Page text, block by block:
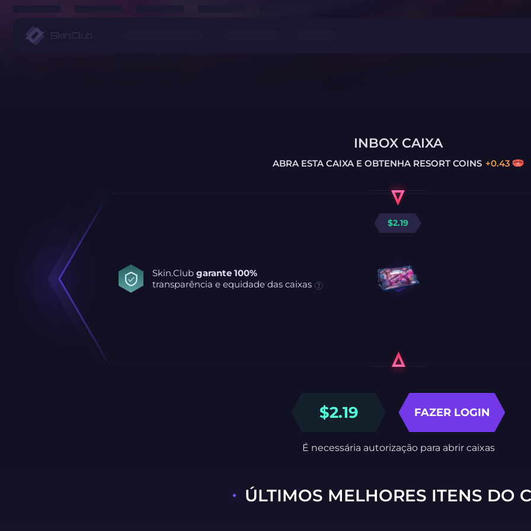
INBOX CAIXA
ABRA ESTA CAIXA E OBTENHA RESORT COINS +0.43
Skin.Club garante 100%
transparência e equidade das caixas
$2.19
$2.19 FAZER LOGIN
É necessária autorização para abrir caixas
ÚLTIMOS MELHORES ITENS DO